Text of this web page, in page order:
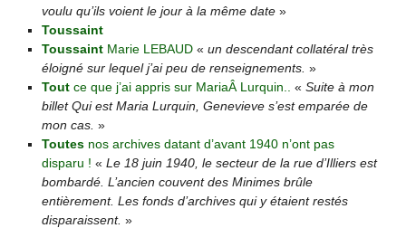
voulu qu’ils voient le jour à la même date»
Toussaint
Toussaint Marie LEBAUD« un descendant collatéral très
éloigné sur lequel j’ai peu de renseignements. »
Tout ce que j’ai appris sur MariaÂ Lurquin.. « Suite à mon
billet Qui est Maria Lurquin, Genevieve s’est emparée de
mon cas. »
Toutes nos archives datant d’avant 1940 n’ont pas
disparu ! « Le 18 juin 1940, le secteur de la rue d’Illiers est
bombardé. L’ancien couvent des Minimes brûle
entièrement. Les fonds d’archives qui y étaient restés
disparaissent. »